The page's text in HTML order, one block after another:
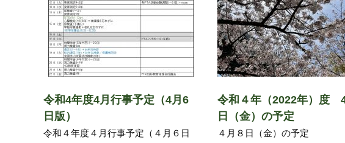
令和4年度4月行事予定（4月6
日版）
令和４年度４月行事予定（４月６日
令和４年（2022年）度
日（金）の予定
４月８日（金）の予定